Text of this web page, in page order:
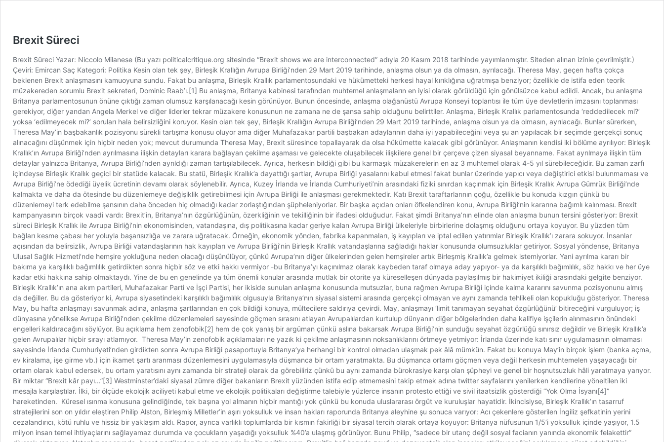
Brexit Süreci
Brexit Süreci Yazar: Niccolo Milanese (Bu yazı politicalcritique.org sitesinde “Brexit shows we are interconnected” adıyla 20 Kasım 2018 tarihinde yayımlanmıştır. Siteden alınan izinle çevrilmiştir.)
Çeviri: Emircan Saç Kategori: Politika Kesin olan tek şey, Birleşik Krallığın Avrupa Birliği’nden 29 Mart 2019 tarihinde, anlaşma olsun ya da olmasın, ayrılacağı. Theresa May, geçen hafta çokça
beklenen Brexit anlaşmasını kamuoyuna sundu. Fakat bu anlaşma, Birleşik Krallık parlamentosundaki ve hükümetteki herkesi hayal kırıklığına uğratmışa benziyor; özellikle de istifa eden teorik
müzakereden sorumlu Brexit sekreteri, Dominic Raab’ı.[1] Bu anlaşma, Britanya kabinesi tarafından muhtemel anlaşmaların en iyisi olarak görüldüğü için gönülsüzce kabul edildi. Ancak, bu anlaşma
Britanya parlamentosunun önüne çıktığı zaman olumsuz karşılanacağı kesin görünüyor. Bunun öncesinde, anlaşma olağanüstü Avrupa Konseyi toplantısı ile tüm üye devletlerin imzasını toplanması
gerekiyor, diğer yandan Angela Merkel ve diğer liderler tekrar müzakere konusunun ne zamana ne de şansa sahip olduğunu belirttiler. Anlaşma, Birleşik Krallık parlamentosunda ‘reddedilecek mi?’
yoksa ‘edilmeyecek mi?’ soruları hala belirsizliğini koruyor. Kesin olan tek şey, Birleşik Krallığın Avrupa Birliği’nden 29 Mart 2019 tarihinde, anlaşma olsun ya da olmasın, ayrılacağı. Bunlar sürerken,
Theresa May’in başbakanlık pozisyonu sürekli tartışma konusu oluyor ama diğer Muhafazakar partili başbakan adaylarının daha iyi yapabileceğini veya şu an yapılacak bir seçimde gerçekçi sonuç
alınacağını düşünmek için hiçbir neden yok; mevcut durumunda Theresa May, Brexit süresince topallayarak da olsa hükümette kalacak gibi görünüyor. Anlaşmanın kendisi iki bölüme ayrılıyor: Birleşik
Krallık’ın Avrupa Birliği’nden ayrılmasına ilişkin detayları karara bağlayan çekilme aşaması ve gelecekte oluşabilecek ilişkilere genel bir çerçeve çizen siyasal beyanname. Fakat ayrılmaya ilişkin tüm
detaylar yalnızca Britanya, Avrupa Birliği’nden ayrıldığı zaman tartışılabilecek. Ayrıca, herkesin bildiği gibi bu karmaşık müzakerelerin en az 3 muhtemel olarak 4-5 yıl sürebileceğidir. Bu zaman zarfı
içindeyse Birleşik Krallık geçici bir statüde kalacak. Bu statü, Birleşik Krallık’a dayattığı şartlar, Avrupa Birliği yasalarını kabul etmesi fakat bunlar üzerinde yapıcı veya değiştirici etkisi bulunmaması ve
Avrupa Birliği’ne ödediği üyelik ücretinin devamı olarak söylenebilir. Ayrıca, Kuzey İrlanda ve İrlanda Cumhuriyeti’nin arasındaki fiziki sınırdan kaçınmak için Birleşik Krallık Avrupa Gümrük Birliği’nde
kalmakta ve daha da ötesinde bu düzenlemeye değişiklik getirebilmesi için Avrupa Birliği ile anlaşması gerekmektedir. Katı Brexit taraftarlarının çoğu, özellikle bu konuda kızgın çünkü bu
düzenlemeyi terk edebilme şansının daha önceden hiç olmadığı kadar zorlaştığından şüpheleniyorlar. Bir başka açıdan onları öfkelendiren konu, Avrupa Birliği’nin kararına bağımlı kalınması. Brexit
kampanyasının birçok vaadi vardı: Brexit’in, Britanya’nın özgürlüğünün, özerkliğinin ve tekilliğinin bir ifadesi olduğudur. Fakat şimdi Britanya’nın elinde olan anlaşma bunun tersini gösteriyor: Brexit
süreci Birleşik Krallık ile Avrupa Birliği’nin ekonomisinden, vatandaşına, dış politikasına kadar geriye kalan Avrupa Birliği ülkeleriyle birbirlerine dolaşmış olduğunu ortaya koyuyor. Bu yüzden tüm
bağları kesme çabası her yoluyla başarısızlığa ve zarara uğratacak. Örneğin, ekonomik yönden, fabrika kapanmaları, iş kayıpları ve iptal edilen yatırımlar Birleşik Krallık’ı zarara sokuyor. İnsanlar
açısından da belirsizlik, Avrupa Birliği vatandaşlarının hak kayıpları ve Avrupa Birliği’nin Birleşik Krallık vatandaşlarına sağladığı haklar konusunda olumsuzluklar getiriyor. Sosyal yöndense, Britanya
Ulusal Sağlık Hizmeti’nde hemşire yokluğuna neden olacağı düşünülüyor, çünkü Avrupa’nın diğer ülkelerinden gelen hemşireler artık Birleşmiş Krallık’a gelmek istemiyorlar. Yani ayrılma kararı bir
bakıma ya karşılıklı bağımlılık getirdikten sonra hiçbir söz ve etki hakkı vermiyor -bu Britanya’yı kaçınılmaz olarak kaybeden taraf olmaya aday yapıyor- ya da karşılıklı bağımlılık, söz hakkı ve her üye
kadar etki hakkına sahip olmaktaydı. Yine de bu en genelinde ya tüm önemli konular arasında mutlak bir otorite ya küreselleşen dünyada paylaşılmış bir hakimiyet ikiliği arasındaki gelgite benziyor.
Birleşik Krallık’ın ana akım partileri, Muhafazakar Parti ve İşçi Partisi, her ikiside sunulan anlaşma konusunda mutsuzlar, buna rağmen Avrupa Birliği içinde kalma kararını savunma pozisyonunu almış
da değiller. Bu da gösteriyor ki, Avrupa siyasetindeki karşılıklı bağımlılık olgusuyla Britanya’nın siyasal sistemi arasında gerçekçi olmayan ve aynı zamanda tehlikeli olan kopukluğu gösteriyor. Theresa
May, bu hafta anlaşmayı savunmak adına, anlaşma şartlarından en çok bildiği konuya, mültecilere saldırıya çevirdi. May, anlaşmayı ‘limit tanımayan seyahat özgürlüğünü’ bitireceğini vurguluyor; iş
dünyasına yönelikse Avrupa Birliği’nden çekilme düzenlemeleri sayesinde göçmen sırasını atlayan Avrupalılardan kurtulup dünyanın diğer bölgelerinden daha kalifiye işçilerin alınmasının önündeki
engelleri kaldıracağını söylüyor. Bu açıklama hem zenofobik[2] hem de çok yanlış bir argüman çünkü aslına bakarsak Avrupa Birliği’nin sunduğu seyahat özgürlüğü sınırsız değildir ve Birleşik Krallık’a
gelen Avrupalılar hiçbir sırayı atlamıyor. Theresa May’in zenofobik açıklamaları ne yazık ki çekilme anlaşmasının noksanlıklarını örtmeye yetmiyor: İrlanda üzerinde katı sınır uygulamasının olmaması
sayesinde İrlanda Cumhuriyeti’nden girdikten sonra Avrupa Birliği pasaportuyla Britanya’ya herhangi bir kontrol olmadan ulaşmak pek âlâ mümkün. Fakat bu konuya May’in birçok işlem (banka açma,
ev kiralama, işe girme vb.) için ikamet şartı aranması düzenlemesini uygulamasıyla düşmanca bir ortam yaratmakta. Bu düşmanca ortamı göçmen veya değil herkesin muhtemelen yaşayacağı bir
ortam olarak kabul edersek, bu ortam yaratısını aynı zamanda bir strateji olarak da görebiliriz çünkü bu aynı zamanda bürokrasiye karşı olan şüpheyi ve genel bir hoşnutsuzluk hâli yaratmaya yarıyor.
Bir miktar “Brexit kâr payı…”[3] Westminster’daki siyasal zümre diğer bakanların Brexit yüzünden istifa edip etmemesini takip etmek adına twitter sayfalarını yenilerken kendilerine yöneltilen iki
mesajla karşılaştılar. İlki, bir ölçüde ekolojik aciliyeti kabul etme ve ekolojik politikaları değiştirme talebiyle yüzlerce insanın protesto ettiği ve sivil itaatsizlik gösterdiği “Yok Olma İsyanı[4]”
hareketinden. Küresel ısınma konusuna gelindiğinde, tek başına yol almanın hiçbir mantığı yok çünkü bu konuda uluslararası örgüt ve kuruluşlar hayatidir. İkincisiyse, Birleşik Krallık’ın tasarruf
stratejilerini son on yıldır eleştiren Philip Alston, Birleşmiş Milletler’in aşırı yoksulluk ve insan hakları raporunda Britanya aleyhine şu sonuca varıyor: Acı çekenlere gösterilen İngiliz şefkatinin yerini
cezalandırıcı, kötü ruhlu ve hissiz bir yaklaşım aldı. Rapor, ayrıca varlıklı toplumlarda bir kısmın fakirliği bir siyasal tercih olarak ortaya koyuyor: Britanya nüfusunun 1/5’i yoksulluk içinde yaşıyor, 1.5
milyon insan temel ihtiyaçlarını sağlayamaz durumda ve çocukların yaşadığı yoksulluk %40’a ulaşmış görünüyor. Bunu Philip, “sadece bir utanç değil sosyal facianın yanında ekonomik felakettir”